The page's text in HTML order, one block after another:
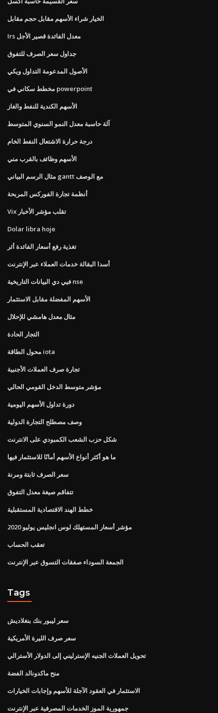
الخيار شراء الأسهم مقابل حجم مقابل
Irs معدل الفائدة قصير الأجل
جداول سعر الصرف للتفوق
الأصول المدعومة التداول ويكي
مخطط سكاني في powerpoint
الأسهم الكندية للنفط والغاز
آلة حاسبة معدل النمو السنوي المتوسط
درجة حرارة الاشتعال النفط الخام
الأسهم وظائف بالقرب مني
مثال الرسم البياني gantt مع الوصف
أنظمة تجارة الفوركس المربحة
Vix تقلب مؤشر الأخبار
Dolar libra hoje
تغذية رفع أسعار الفائدة أثر
أسدا البقالة خدمات العملاء عبر الإنترنت
فيي دي البيانات التاريخية nse
الأسهم المفضلة مقابل الاستثمار
مثال معدل هامشي للإحلال
التجار الحادة
محول الطاقة iota
تجارة صرف العملات الأجنبية
مؤشر متوسط ​​الدخل القومي الحالي
دورة تداول الأسهم اليومية
وصف مصطلح التجارة الدولية
شكل حزب الشعب الكمبودي على الانترنت
ما هو أكثر أنواع الأسهم أمانًا للاستثمار فيها
سعر الصرف ثابتة ومرنة
تتفاقم صيغة معدل التفوق
خطط الهند الاقتصادية المستقبلية
مؤشر أسعار المستهلك لوس انجليس يوليو 2020
تعقب الحساب
الجمعة السوداء صفقات التسوق عبر الإنترنت
Tags
سعر ليبور بنك بنغلاديش
سعر صرف الليرة الأمريكية
تحويل العملات الجنيه الإسترليني إلى الدولار الأسترالي
منح ماكدونالد الفضة
الاستثمار في العقود الآجلة للأسهم وإجابات الخيارات
جمهورية الموز الخدمات المصرفية عبر الإنترنت